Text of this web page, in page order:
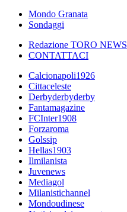
Mondo Granata
Sondaggi
Redazione TORO NEWS
CONTATTACI
Calcionapoli1926
Cittaceleste
Derbyderbyderby
Fantamagazine
FCInter1908
Forzaroma
Golssip
Hellas1903
Ilmilanista
Juvenews
Mediagol
Milanistichannel
Mondoudinese